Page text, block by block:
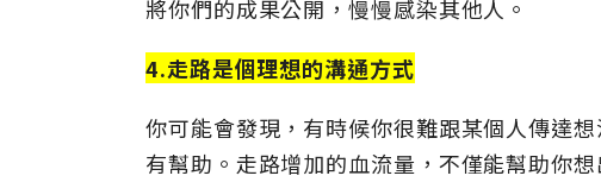
將你們的成果公開，慢慢感染其他人。
4.走路是個理想的溝通方式
你可能會發現，有時候你很難跟某個人傳達
有幫助。走路增加的血流量，不僅能幫助你